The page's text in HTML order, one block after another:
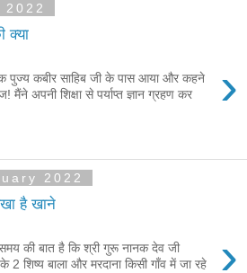
क्या
›
पुज्य कबीर साहिब जी के पास आया और कहने
मैंने अपनी शिक्षा से पर्याप्त ज्ञान ग्रहण कर
2022
है खाने
›
बात है कि श्री गुरू नानक देव जी
2 शिष्य बाला और मरदाना किसी गाँव में जा रहे